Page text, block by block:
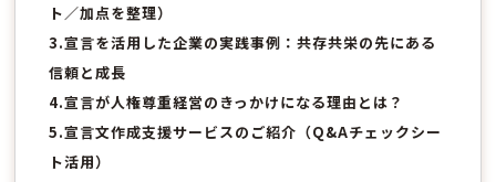
ト／加点を整理）
3.宣言を活用した企業の実践事例：共存共栄の先にある
信頼と成長
4.宣言が人権尊重経営のきっかけになる理由とは？
5.宣言文作成支援サービスのご紹介（Q&Aチェックシー
ト活用）